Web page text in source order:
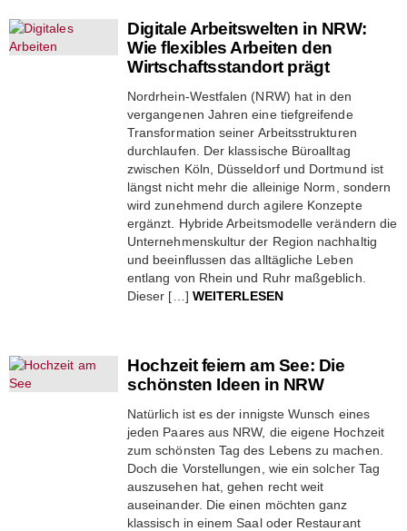
MORE
STORIES
Digitale Arbeitswelten in NRW:
Wie flexibles Arbeiten den
Wirtschaftsstandort prägt
Nordrhein-Westfalen (NRW) hat in den
vergangenen Jahren eine tiefgreifende
Transformation seiner Arbeitsstrukturen
durchlaufen. Der klassische Büroalltag
zwischen Köln, Düsseldorf und Dortmund ist
längst nicht mehr die alleinige Norm, sondern
wird zunehmend durch agilere Konzepte
ergänzt. Hybride Arbeitsmodelle verändern die
Unternehmenskultur der Region nachhaltig
und beeinflussen das alltägliche Leben
entlang von Rhein und Ruhr maßgeblich.
Dieser […] WEITERLESEN
Hochzeit feiern am See: Die
schönsten Ideen in NRW
Natürlich ist es der innigste Wunsch eines
jeden Paares aus NRW, die eigene Hochzeit
zum schönsten Tag des Lebens zu machen.
Doch die Vorstellungen, wie ein solcher Tag
auszusehen hat, gehen recht weit
auseinander. Die einen möchten ganz
klassisch in einem Saal oder Restaurant